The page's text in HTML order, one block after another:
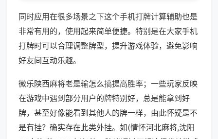
同时应用在很多场景之下这个手机打牌计算辅助也是
非常有用的，使用起来简单便捷。特别是在大家手机
打牌时可以合理调整牌型，提升游戏体验，避免影响
好友间互动乐趣。
微乐陕西麻将老是输怎么搞提高胜率；一些玩家反映
在游戏中遇到部分用户的牌特别好，总是能拿到好
牌，甚至好像能看到其他人的牌一样，由此怀疑是不
是有挂？确实存在此类外挂。如(情怀河北麻将,沈阳